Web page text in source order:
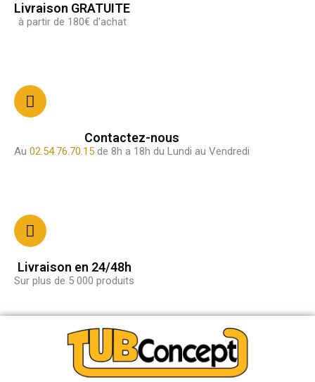
Livraison GRATUITE
à partir de 180€ d'achat
Contactez-nous
Au 02.54.76.70.15 de 8h a 18h du Lundi au Vendredi
Livraison en 24/48h
Sur plus de 5 000 produits